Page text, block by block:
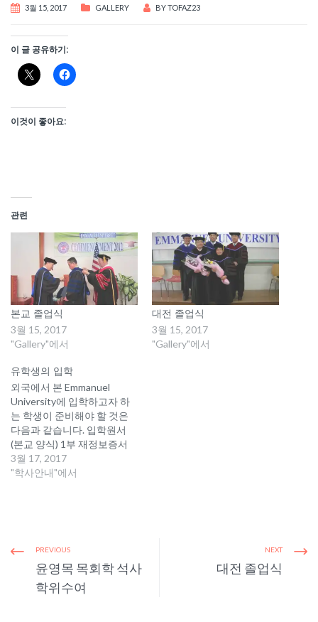
3월 15, 2017 GALLERY BYTOFAZ23
이 글 공유하기:
이것이 좋아요:
관련
본교 졸업식
3월 15, 2017
"Gallery"에서
대전 졸업식
3월 15, 2017
"Gallery"에서
유학생의 입학
외국에서 본 Emmanuel
University에 입학하고자 하
는 학생이 준비해야 할 것은
다음과 같습니다. 입학원서
(본교 양식) 1부 재정보증서
(본교 양식) 재정보증인의 최
근 3개월 은행 거래내역서
Admission Fee $100.00 본인
의 신분(status)을 증병하는
신분증…
3월 17, 2017
"학사안내"에서
PREVIOUS
윤영목 목회학 석사
학위수여
NEXT
대전 졸업식